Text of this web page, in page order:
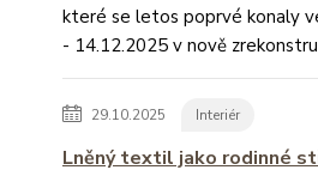
které se letos poprvé konaly
- 14.12.2025 v nově
29.10.2025 Interiér
Lněný textil jako rodinné